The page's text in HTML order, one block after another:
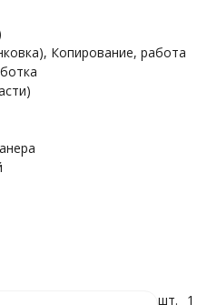
Копирование, работа
шт. 1